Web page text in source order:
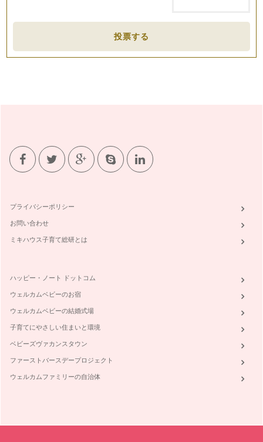
投票する
プライバシーポリシー
お問い合わせ
ミキハウス子育て総研とは
ハッピー・ノート ドットコム
ウェルカムベビーのお宿
ウェルカムベビーの結婚式場
子育てにやさしい住まいと環境
ベビーズヴァカンスタウン
ファーストバースデープロジェクト
ウェルカムファミリーの自治体